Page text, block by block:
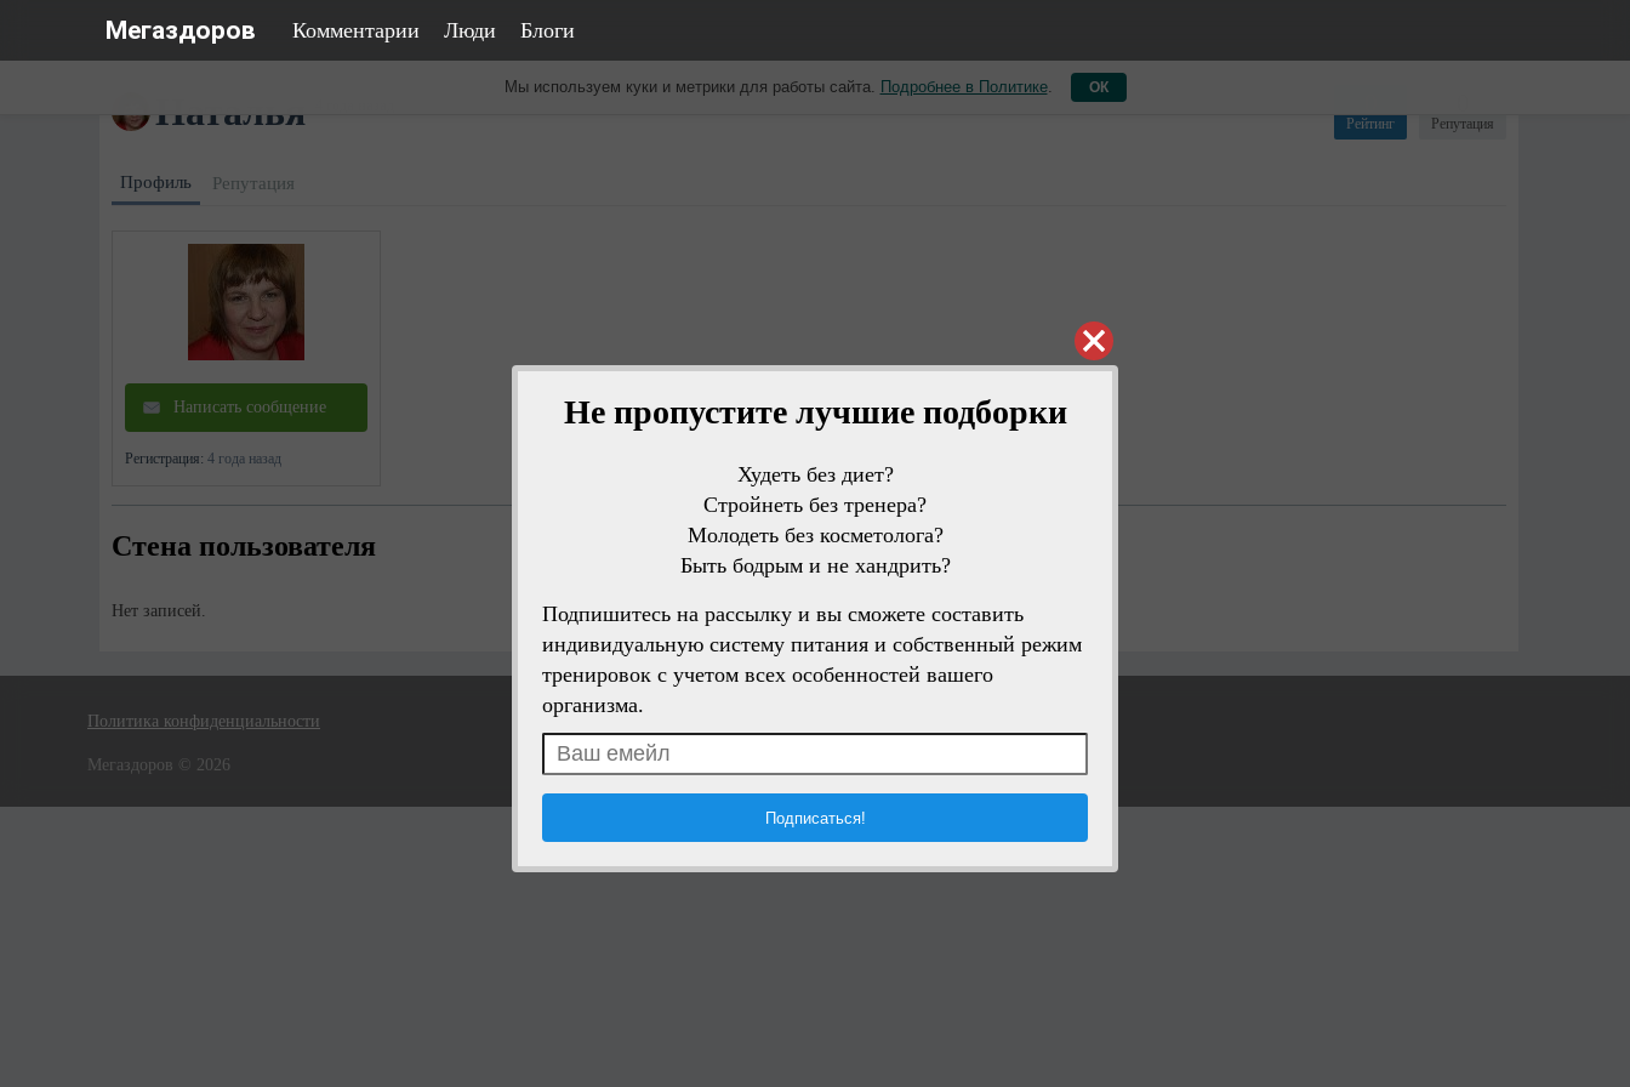
Не пропустите лучшие подборки
Худеть без диет?
Стройнеть без тренера?
Молодеть без косметолога?
Быть бодрым и не хандрить?
Подпишитесь на рассылку и вы сможете составить
индивидуальную систему питания и собственный режим
тренировок с учетом всех особенностей вашего
организма.
Мегаздоров Комментарии Люди Блоги
Мы используем куки и метрики для работы сайта. Подробнее в Политике. ОК
Наталья Репутация
Рейтинг
Профиль Репутация
Написать сообщение
Регистрация: 4 года назад
Стена пользователя
Нет записей.
Политика конфиденциальности
Мегаздоров © 2026